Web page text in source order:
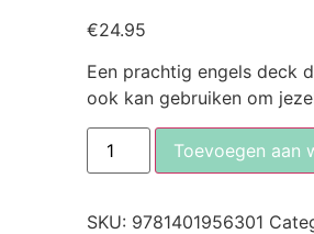
€24.95
Een prachtig engels deck
ook kan gebruiken om
Toevoegen aan
SKU: 9781401956301